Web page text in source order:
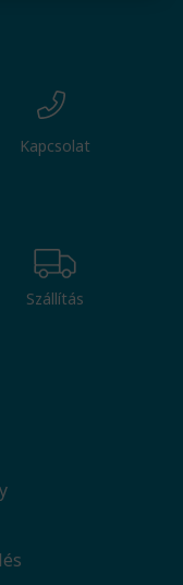
Kapcsolat
Szállítás